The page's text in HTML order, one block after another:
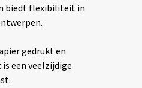
biedt flexibiliteit in
gedrukt en
een veelzijdige